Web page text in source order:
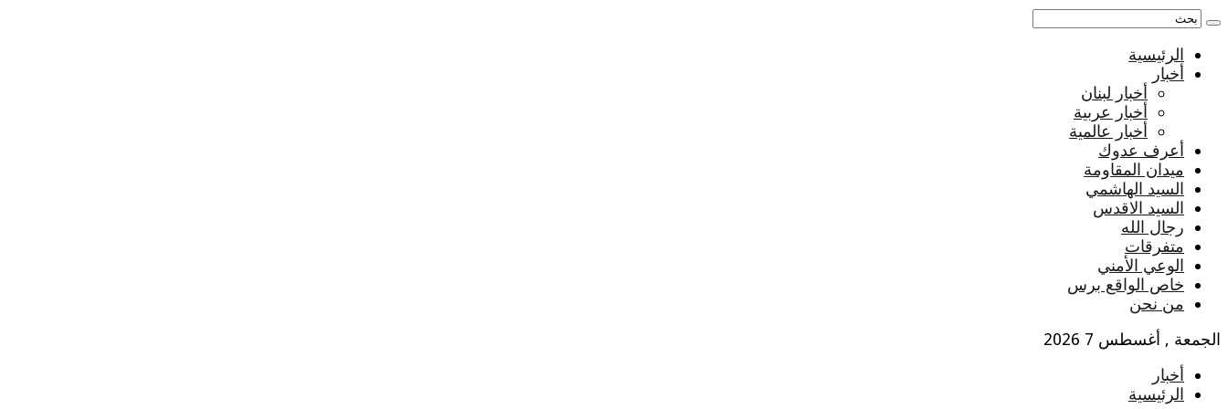
الرئيسية
أخبار
أخبار لبنان
أخبار عربية
أخبار عالمية
أعرف عدوك
ميدان المقاومة
السيد الهاشمي
السيد الاقدس
رجال الله
متفرقات
الوعي الأمني
خاص الواقع برس
من نحن
الجمعة , أغسطس 7 2026
أخبار
الرئيسية